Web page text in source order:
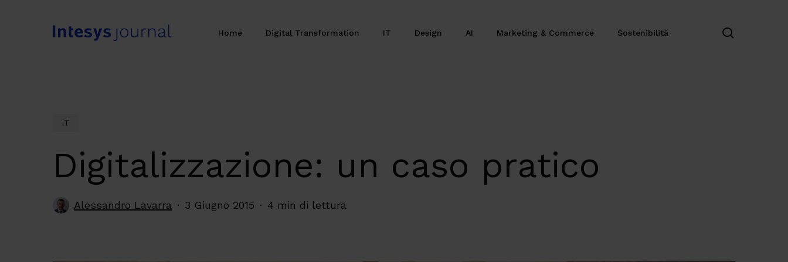
Home Digital Transformation IT Design AI Marketing & Commerce Sostenibilità
IT
Digitalizzazione: un caso pratico
Alessandro Lavarra 3 Giugno 2015 4 min di lettura